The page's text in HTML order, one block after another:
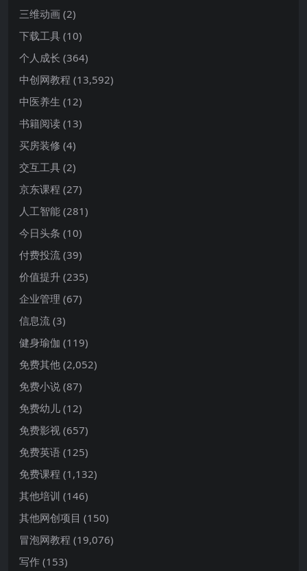
三维动画 (2)
下载工具 (10)
个人成长 (364)
中创网教程 (13,592)
中医养生 (12)
书籍阅读 (13)
买房装修 (4)
交互工具 (2)
京东课程 (27)
人工智能 (281)
今日头条 (10)
付费投流 (39)
价值提升 (235)
企业管理 (67)
信息流 (3)
健身瑜伽 (119)
免费其他 (2,052)
免费小说 (87)
免费幼儿 (12)
免费影视 (657)
免费英语 (125)
免费课程 (1,132)
其他培训 (146)
其他网创项目 (150)
冒泡网教程 (19,076)
写作 (153)